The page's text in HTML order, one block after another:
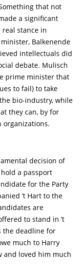
that not
a significant
real stance in
Balkenende
intellectuals did
debate. Mulisch
prime minister that
to fail) to take
bio-industry, while
they can, by for
organizations.
decision of
a passport
for the Party
’t Hart to the
are
to stand in ’t
the deadline for
much to Harry
and loved him much